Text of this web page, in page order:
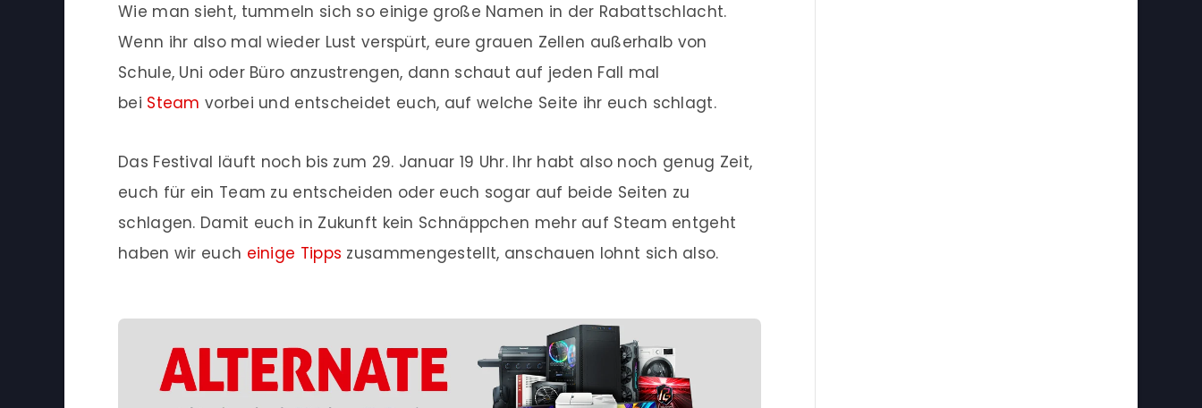
Wie man sieht, tummeln sich so einige große Namen in der Rabattschlacht.
Wenn ihr also mal wieder Lust verspürt, eure grauen Zellen außerhalb von
Schule, Uni oder Büro anzustrengen, dann schaut auf jeden Fall mal
bei Steam vorbei und entscheidet euch, auf welche Seite ihr euch schlagt.
Das Festival läuft noch bis zum 29. Januar 19 Uhr. Ihr habt also noch genug Zeit,
euch für ein Team zu entscheiden oder euch sogar auf beide Seiten zu
schlagen. Damit euch in Zukunft kein Schnäppchen mehr auf Steam entgeht
haben wir euch einige Tipps zusammengestellt, anschauen lohnt sich also.